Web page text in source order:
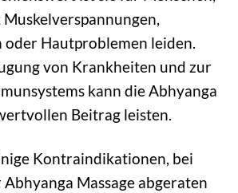
oder Hautproblemen leiden.
von Krankheiten und zur
kann die Abhyanga
Beitrag leisten.
Kontraindikationen, bei
Massage abgeraten